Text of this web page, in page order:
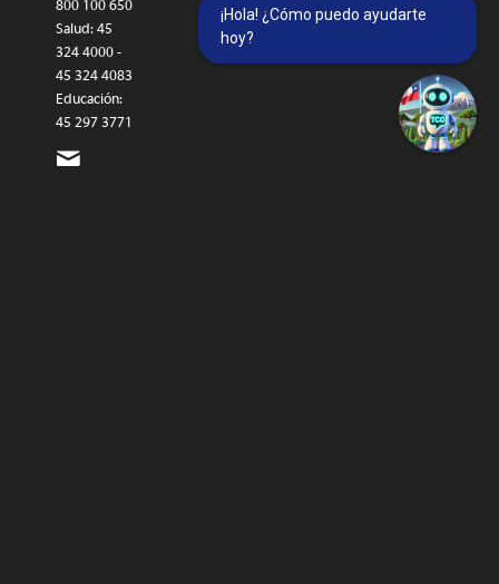
800 100 650
Salud: 45
324 4000 -
45 324 4083
Educación:
45 297 3771
¡Hola! ¿Cómo puedo ayudarte
hoy?